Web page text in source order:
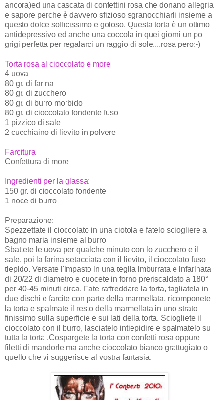
ancora)ed una cascata di confettini rosa che donano allegria
e sapore perche è davvero sfizioso sgranocchiarli insieme a
questo dolce sofficissimo e goloso. Questa torta è un ottimo
antidepressivo ed anche una coccola in quei giorni un po
grigi perfetta per regalarci un raggio di sole....rosa pero:-)
Torta rosa al cioccolato e more
4 uova
80 gr. di farina
80 gr. di zucchero
80 gr. di burro morbido
80 gr. di cioccolato fondente fuso
1 pizzico di sale
2 cucchiaino di lievito in polvere
Farcitura
Confettura di more
Ingredienti per la glassa:
150 gr. di cioccolato fondente
1 noce di burro
Preparazione:
Spezzettate il cioccolato in una ciotola e fatelo sciogliere a
bagno maria insieme al burro
Sbattete le uova per qualche minuto con lo zucchero e il
sale, poi la farina setacciata con il lievito, il cioccolato fuso
tiepido. Versate l'impasto in una teglia imburrata e infarinata
di 20/22 di diametro e cuocete in forno preriscaldato a 180°
per 40-45 minuti circa. Fate raffreddare la torta, tagliatela in
due dischi e farcite con parte della marmellata, ricomponete
la torta e spalmate il resto della marmellata in uno strato
finissimo sulla superficie e sui lati della torta. Sciogliete il
cioccolato con il burro, lasciatelo intiepidire e spalmatelo su
tutta la torta .Cospargete la torta con confetti rosa oppure
filetti di mandorle ma anche cioccolato bianco grattugiato o
quello che vi suggerisce al vostra fantasia.